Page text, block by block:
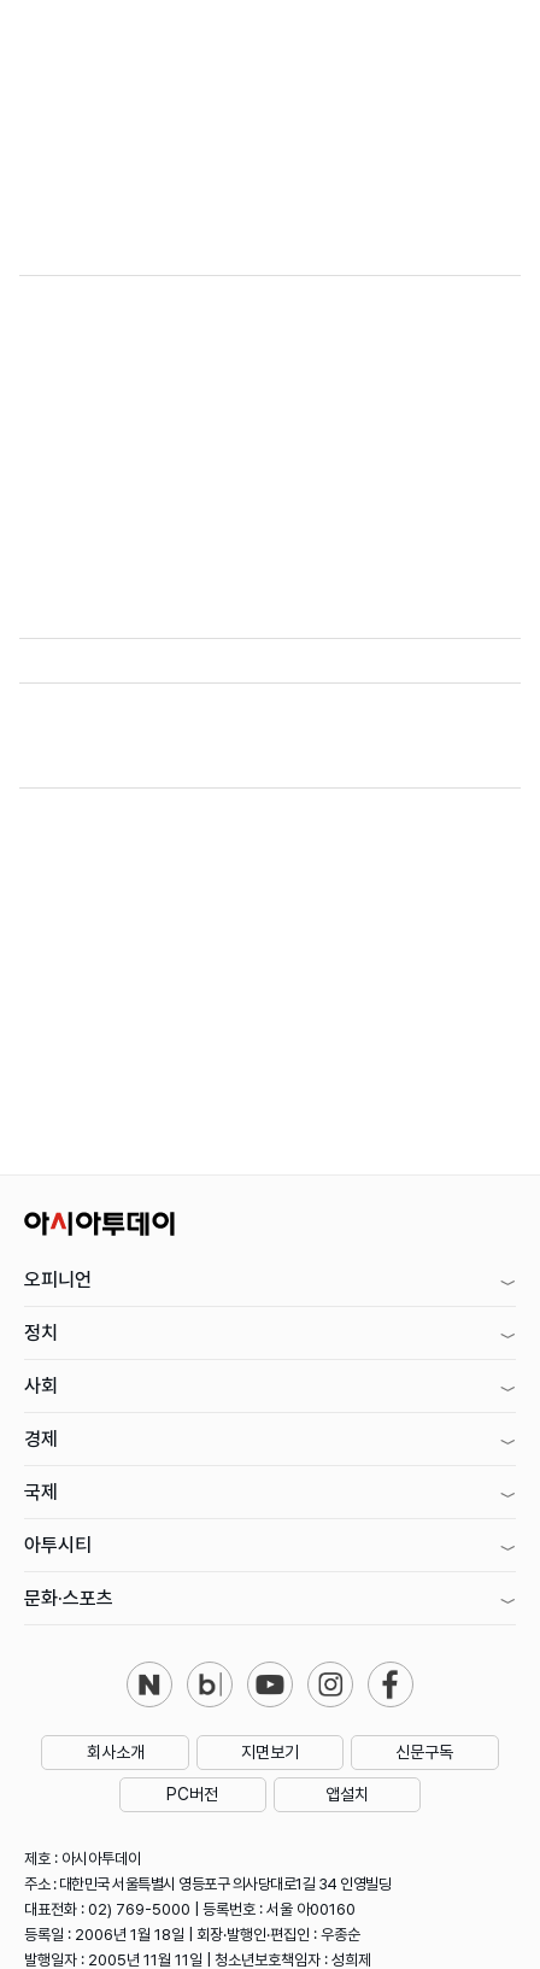
오피니언
정치
사회
경제
국제
아투시티
문화·스포츠
회사소개 지면보기 신문구독
PC버전 앱설치
제호 : 아시아투데이
주소 : 대한민국 서울특별시 영등포구 의사당대로1길 34 인영빌딩
대표전화 : 02) 769-5000 | 등록번호 : 서울 아00160
등록일 : 2006년 1월 18일 | 회장·발행인·편집인 : 우종순
발행일자 : 2005년 11월 11일 | 청소년보호책임자 : 성희제